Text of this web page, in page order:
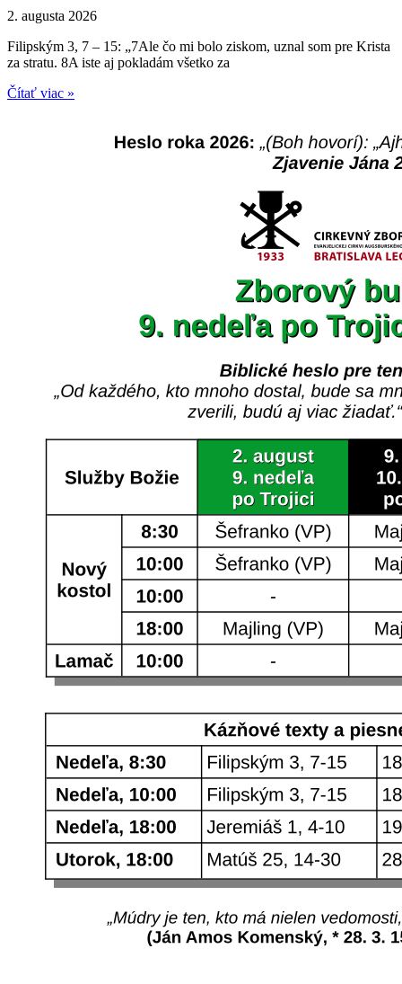
2. augusta 2026
Filipským 3, 7 – 15: „7Ale čo mi bolo ziskom, uznal som pre Krista
za stratu. 8A iste aj pokladám všetko za
Čítať viac »